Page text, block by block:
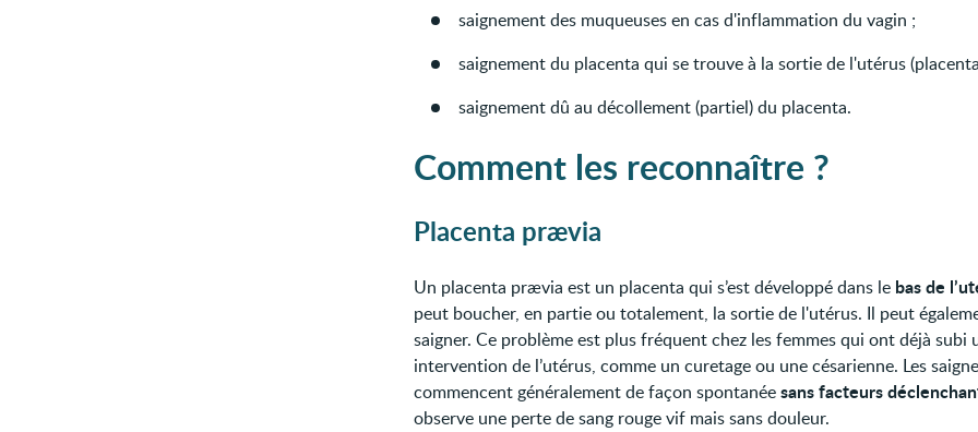
saignement des muqueuses en cas d'inflammation du vagin ;
saignement du placenta qui se trouve à la sortie de l'utérus
saignement dû au décollement (partiel) du placenta.
Comment les reconnaître ?
Placenta prævia
Un placenta prævia est un placenta qui s’est développé dans le bas de
peut boucher, en partie ou totalement, la sortie de l'utérus. Il peut
saigner. Ce problème est plus fréquent chez les femmes qui ont déjà subi
intervention de l’utérus, comme un curetage ou une césarienne. Les
commencent généralement de façon spontanéesans facteurs
observe une perte de sang rouge vif mais sans douleur.